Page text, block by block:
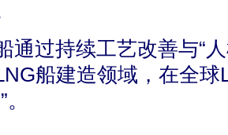
过持续工艺改善与“人
船建造领域，在全